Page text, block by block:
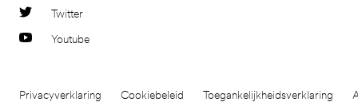
Twitter
Youtube
Privacyverklaring Cookiebeleid Toegankelijkheidsverklaring